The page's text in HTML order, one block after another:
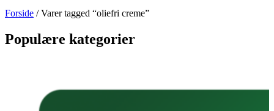
Forside / Varer tagged “oliefri creme”
Populære kategorier